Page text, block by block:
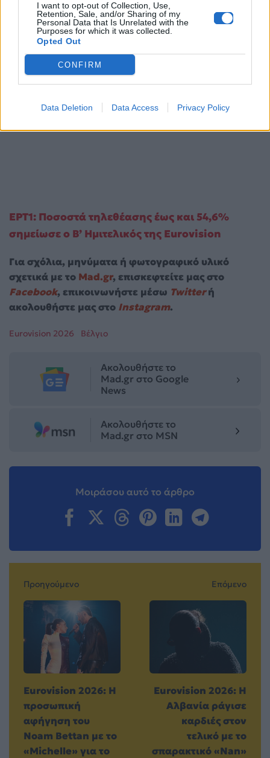
I want to opt-out of Collection, Use,
Retention, Sale, and/or Sharing of my
Personal Data that Is Unrelated with the
Purposes for which it was collected.
Opted Out
CONFIRM
Data Deletion Data Access Privacy Policy
ΕΡΤ1: Ποσοστά τηλεθέασης έως και 54,6%
σημείωσε ο Β’ Ημιτελικός της Eurovision
Για σχόλια, μηνύματα ή φωτογραφικό υλικό
σχετικά με το Mad.gr, επισκεφτείτε μας στο
Facebook, επικοινωνήστε μέσω Twitterή
ακολουθήστε μας στο Instagram.
Eurovision 2026 Βέλγιο
Ακολουθήστε το
Mad.gr στο Google
News
Ακολουθήστε το
Mad.gr στο MSN
Μοιράσου αυτό το άρθρο
Προηγούμενο
Eurovision 2026: Η
προσωπική
αφήγηση του
Noam Bettan με το
«Michelle» για το
Επόμενο
Eurovision 2026: Η
Αλβανία ράγισε
καρδιές στον
τελικό με το
σπαρακτικό «Nan»